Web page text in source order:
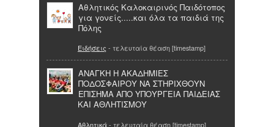
Αθλητικός Καλοκαιρινός Παιδότοπος
για γονείς.....και όλα τα παιδιά της
Πόλης
Ειδήσεις - τελευταία θέαση [timestamp]
ΑΝΑΓΚΗ Η ΑΚΑΔΗΜΙΕΣ
ΠΟΔΟΣΦΑΙΡΟΥ ΝΑ ΣΤΗΡΙΧΘΟΥΝ
ΕΠΙΣΗΜΑ ΑΠΟ ΥΠΟΥΡΓΕΙΑ ΠΑΙΔΕΙΑΣ
ΚΑΙ ΑΘΛΗΤΙΣΜΟΥ
Αθλητικά- τελευταία θέαση [timestamp]